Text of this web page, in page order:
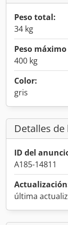
Peso total:
34 kg
Peso
400 kg
Color:
gris
Detalles
ID del
A185-14811
última